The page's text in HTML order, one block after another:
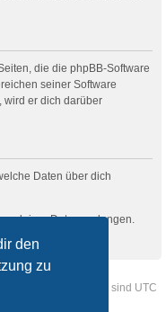
den
zu
die die phpBB-Software
seiner Software
wird er dich darüber
Daten über dich
deiner Daten verlangen.
Alle Zeiten sind UTC